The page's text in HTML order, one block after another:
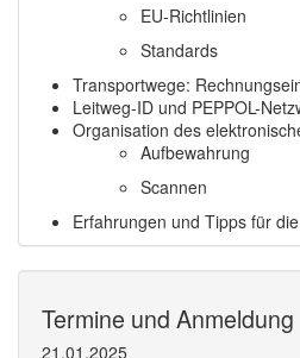
EU-Richtlinien
Standards
Transportwege:
Leitweg-ID und PEPPOL-
Organisation des
Aufbewahrung
Scannen
Erfahrungen und Tipps für
Termine und Anmeldung
21.01.2025